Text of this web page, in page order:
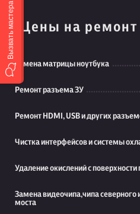
Цены на ремонт
Замена матрицы ноутбука
Ремонт разъема ЗУ
Ремонт HDMI, USB и других
Чистка интерфейсов и системы
Удаление окислений с поверхности
Замена видеочипа,чипа северного
моста
Вызвать мастера